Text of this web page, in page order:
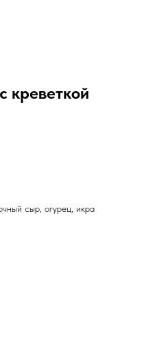
креветкой
сыр, огурец, икра